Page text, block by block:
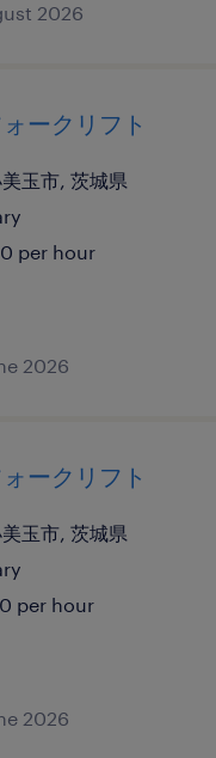
2026
ークリフト
玉市, 茨城県
per hour
2026
ークリフト
玉市, 茨城県
per hour
2026